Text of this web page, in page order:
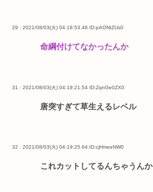
29 : 2021/08/03(火) 04:18:53.46 ID:pAONtZUs0
命綱付けてなかったんか
31 : 2021/08/03(火) 04:19:21.54 ID:ZqnGe0ZX0
唐突すぎて草生えるレベル
32 : 2021/08/03(火) 04:19:25.64 ID:cjHmeeNW0
これカットしてるんちゃうんか